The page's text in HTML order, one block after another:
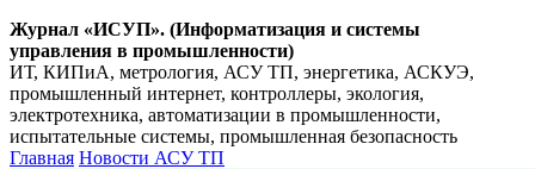
Журнал «ИСУП». (Информатизация и системы
управления в промышленности)
ИТ, КИПиА, метрология, АСУ ТП, энергетика, АСКУЭ,
промышленный интернет, контроллеры, экология,
электротехника, автоматизации в промышленности,
испытательные системы, промышленная безопасность
Главная Новости АСУ ТП